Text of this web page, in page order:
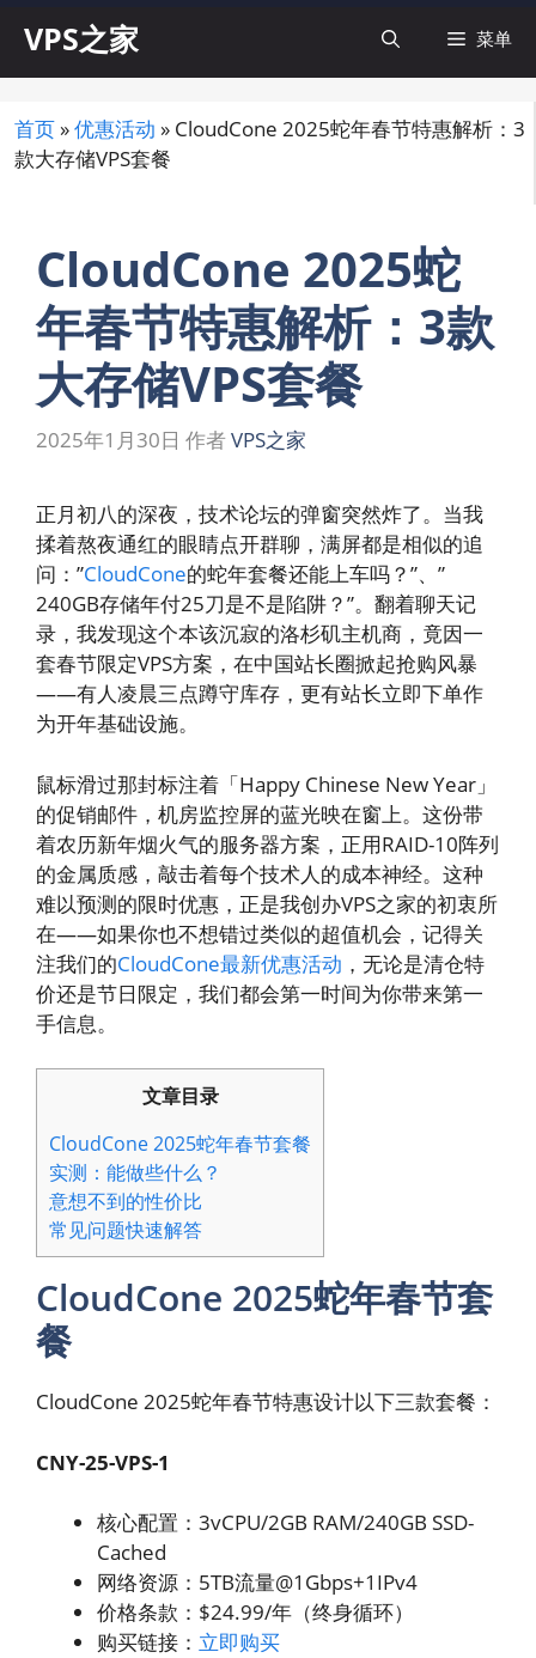
内
VPS之家 菜单
首页 »优惠活动 » CloudCone 2025蛇年春节特惠解析：3
款大存储VPS套餐
CloudCone 2025蛇
年春节特惠解析：3款
大存储VPS套餐
2025年1月30日 作者VPS之家
正月初八的深夜，技术论坛的弹窗突然炸了。当我
揉着熬夜通红的眼睛点开群聊，满屏都是相似的追
问：”CloudCone的蛇年套餐还能上车吗？”、”
240GB存储年付25刀是不是陷阱？”。翻着聊天记
录，我发现这个本该沉寂的洛杉矶主机商，竟因一
套春节限定VPS方案，在中国站长圈掀起抢购风暴
——有人凌晨三点蹲守库存，更有站长立即下单作
为开年基础设施。
鼠标滑过那封标注着「Happy Chinese New Year」
的促销邮件，机房监控屏的蓝光映在窗上。这份带
着农历新年烟火气的服务器方案，正用RAID-10阵列
的金属质感，敲击着每个技术人的成本神经。这种
难以预测的限时优惠，正是我创办VPS之家的初衷所
在——如果你也不想错过类似的超值机会，记得关
注我们的CloudCone最新优惠活动 ，无论是清仓特
价还是节日限定，我们都会第一时间为你带来第一
手信息。
文章目录
CloudCone 2025蛇年春节套餐
实测：能做些什么？
意想不到的性价比
常见问题快速解答
CloudCone 2025蛇年春节套
餐
CloudCone 2025蛇年春节特惠设计以下三款套餐：
CNY-25-VPS-1
核心配置：3vCPU/2GB RAM/240GB SSD-
Cached
网络资源：5TB流量@1Gbps+1IPv4
价格条款：$24.99/年（终身循环）
购买链接： 立即购买